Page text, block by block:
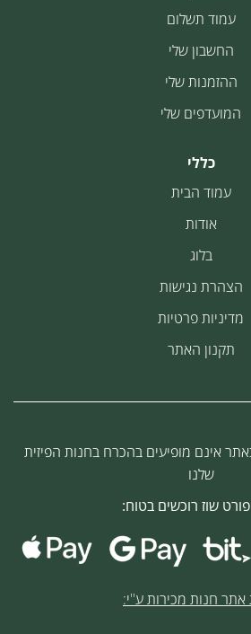
עמוד תשלום
החשבון שלי
ההזמנות שלי
המועדפים שלי
כללי
עמוד הבית
אודות
בלוג
הצהרת נגישות
מדיניות פרטיות
תקנון האתר
אינם מופיעים בהכרח בחנות הפיזית
שלנו
שוז רוכשים בטוח:
אתר חנות מכירות ע''י: